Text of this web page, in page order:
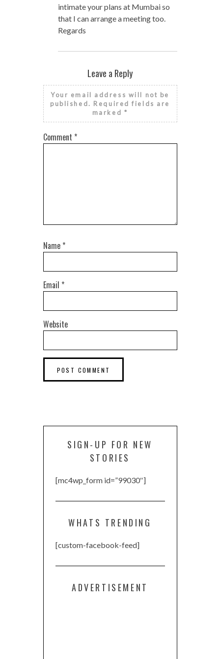
intimate your plans at Mumbai so
that I can arrange a meeting too.
Regards
Leave a Reply
Your email address will not be
published. Required fields are
marked *
Comment *
Name *
Email *
Website
SIGN-UP FOR NEW
STORIES
[mc4wp_form id=”99030″]
WHATS TRENDING
[custom-facebook-feed]
ADVERTISEMENT